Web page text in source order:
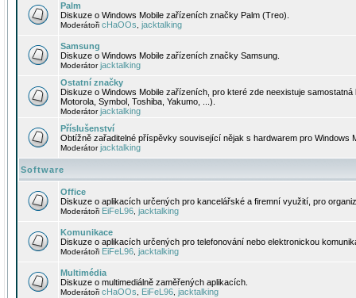
Palm
Diskuze o Windows Mobile zařízeních značky Palm (Treo).
Moderátoři cHaOOs jacktalking
Samsung
Diskuze o Windows Mobile zařízeních značky Samsung.
Moderátorjacktalking
Ostatní značky
Diskuze o Windows Mobile zařízeních, pro které zde neexistuje
Motorola, Symbol, Toshiba, Yakumo, ...).
Moderátorjacktalking
Příslušenství
Obtížně zařaditelné příspěvky související nějak s hardwarem pro Windows
Moderátorjacktalking
Software
Office
Diskuze o aplikacích určených pro kancelářské a firemní využití, pro
Moderátoři EiFeL96 jacktalking
Komunikace
Diskuze o aplikacích určených pro telefonování nebo elektronickou
Moderátoři EiFeL96 jacktalking
Multimédia
Diskuze o multimediálně zaměřených aplikacích.
Moderátoři cHaOOs EiFeL96 jacktalking